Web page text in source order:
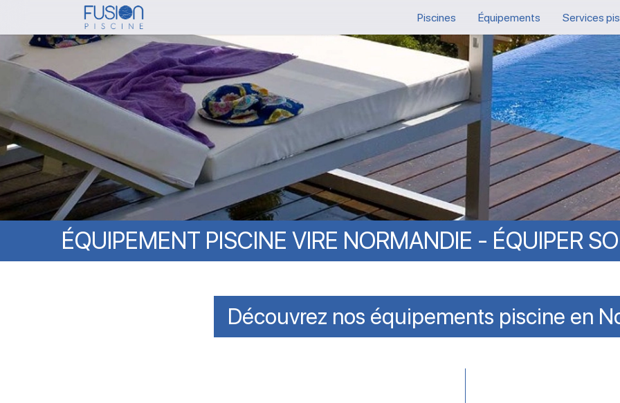
to
main
content
Piscines Équipements Services
ÉQUIPEMENT PISCINE VIRE NORMANDIE - ÉQUIPER
Découvrez nos équipements piscine en